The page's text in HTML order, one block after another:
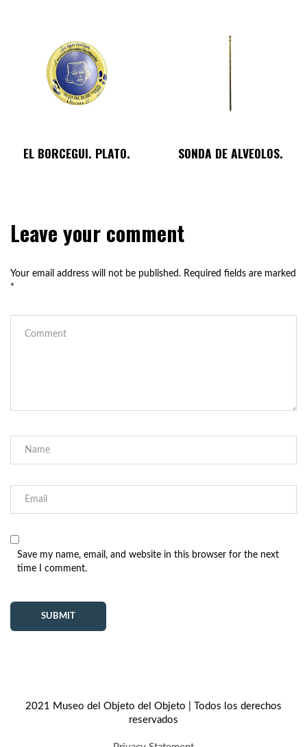
EL BORCEGUI. PLATO. SONDA DE ALVEOLOS.
Leave your comment
Your email address will not be published. Required fields are marked
*
Save my name, email, and website in this browser for the next
time I comment.
2021 Museo del Objeto del Objeto | Todos los derechos
reservados